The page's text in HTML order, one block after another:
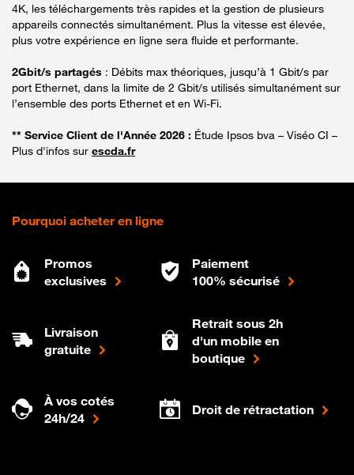
4K, les téléchargements très rapides et la gestion de plusieurs
appareils connectés simultanément. Plus la vitesse est élevée,
plus votre expérience en ligne sera fluide et performante.
2Gbit/s partagés : Débits max théoriques, jusqu’à 1 Gbit/s par
port Ethernet, dans la limite de 2 Gbit/s utilisés simultanément sur
l’ensemble des ports Ethernet et en Wi-Fi.
** Service Client de l'Année 2026 : Étude Ipsos bva – Viséo CI –
Plus d'infos sur escda.fr
Pourquoi acheter en ligne
Promos
exclusives
Paiement
100% sécurisé
Livraison
gratuite
Retrait sous 2h
d'un mobile en
boutique
À vos cotés
24h/24
Droit de rétractation